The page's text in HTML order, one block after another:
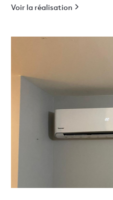
Voir la réalisation